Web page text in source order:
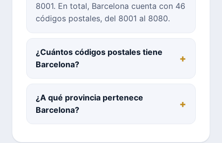
8001. En total, Barcelona cuenta con 46
códigos postales, del 8001 al 8080.
¿Cuántos códigos postales tiene
Barcelona?
¿A qué provincia pertenece
Barcelona?